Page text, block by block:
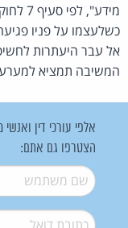
כשלעצמו על פניו
אל עבר היעתרות
המשיבה תמציא
אלפי עורכי דין
הצטרפו גם אתם:
שם משתמש*
דואל*